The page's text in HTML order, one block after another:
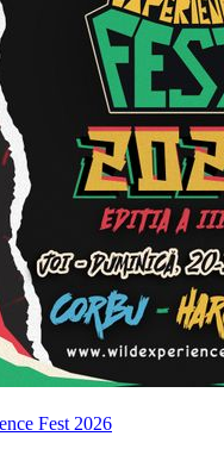
Fest 2026